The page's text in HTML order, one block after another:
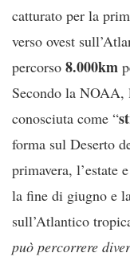
catturato per la
verso ovest
percorso 8.000km
Secondo la NOAA,
conosciuta come “
forma sul Deserto
primavera, l’estate
la fine di giugno e
sull’Atlantico
può percorrere